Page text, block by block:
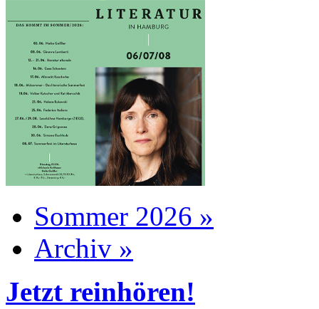
Sommer 2026 »
Archiv »
Jetzt reinhören!